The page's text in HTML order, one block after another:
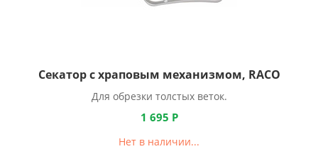
Секатор с храповым механизмом, RACO
Для обрезки толстых веток.
1 695 Р
Нет в наличии...